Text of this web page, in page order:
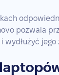
pozwala
wydłużyć